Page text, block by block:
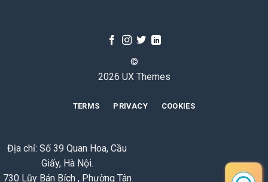
©
2026 UX Themes
TERMS PRIVACY COOKIES
Địa chỉ: Số 39 Quan Hoa, Cầu
Giấy, Hà Nội.
730 Lũy Bán Bích , Phường Tân